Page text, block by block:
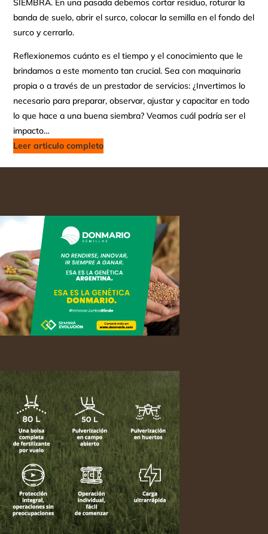
SIEMBRA. En una pasada debemos cortar residuo, roturar la
banda de suelo, abrir el surco, colocar la semilla en el fondo del
surco y cerrarlo.
Reflexionemos cuánto es el tiempo y el conocimiento que le
brindamos a este momento tan crucial. Sea con maquinaria
propia o a través de un prestador de servicios: ¿Invertimos lo
necesario para preparar, observar, ajustar y capacitar en todo
lo que hace a una buena siembra? Veamos cuál podría ser el
impacto…
Leer articulo completo